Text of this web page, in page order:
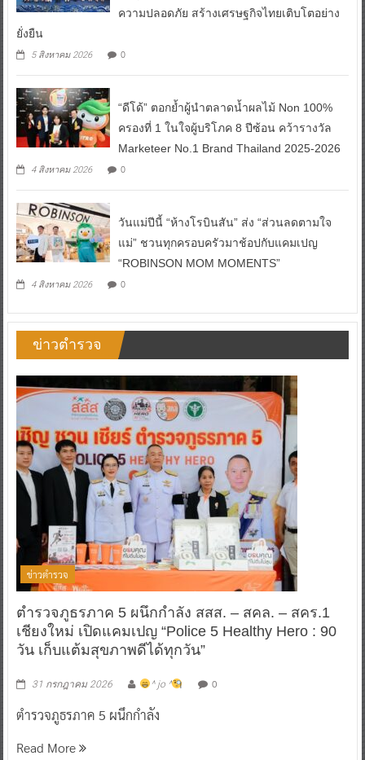
ความปลอดภัย สร้างเศรษฐกิจไทยเติบโตอย่าง
ยั่งยืน
5 สิงหาคม 2026 0
“ดีโด้” ตอกย้ำผู้นำตลาดน้ำผลไม้ Non 100%
ครองที่ 1 ในใจผู้บริโภค 8 ปีซ้อน คว้ารางวัล
Marketeer No.1 Brand Thailand 2025-2026
4 สิงหาคม 2026 0
วันแม่ปีนี้ “ห้างโรบินสัน” ส่ง “ส่วนลดตามใจ
แม่” ชวนทุกครอบครัวมาช้อปกับแคมเปญ
“ROBINSON MOM MOMENTS”
4 สิงหาคม 2026 0
ข่าวตำรวจ
ข่าวตำรวจ
ตำรวจภูธรภาค 5 ผนึกกำลัง สสส. – สคล. – สคร.1
เชียงใหม่ เปิดแคมเปญ “Police 5 Healthy Hero : 90
วัน เก็บแต้มสุขภาพดีได้ทุกวัน”
31 กรกฎาคม 2026 ^ jo ^ 0
ตำรวจภูธรภาค 5 ผนึกกำลัง
Read More